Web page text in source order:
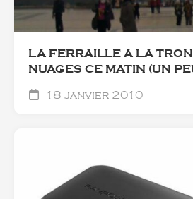
LA FERRAILLE A LA
NUAGES CE MATIN (UN
18 janvier 2010